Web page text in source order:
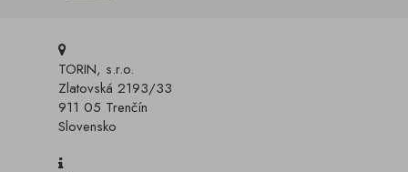
TORIN, s.r.o.
Zlatovská 2193/33
911 05 Trenčín
Slovensko